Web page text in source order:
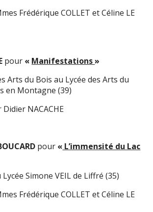
Frédérique COLLET et Céline LE
pour « Manifestations»
Arts du Bois au Lycée des Arts du
en Montagne (39)
NACACHE
pour « L’immensité du Lac
Lycée Simone VEIL de Liffré (35)
Frédérique COLLET et Céline LE